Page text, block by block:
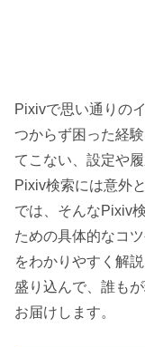
Pixivで思い通りの
つからず困った経
てこない、設定や
Pixiv検索には意外
では、そんなPixiv
ための具体的なコ
をわかりやすく解
盛り込んで、誰も
お届けします。